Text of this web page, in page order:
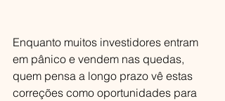
Enquanto muitos investidores entram
em pânico e vendem nas quedas,
quem pensa a longo prazo vê estas
correções como oportunidades para